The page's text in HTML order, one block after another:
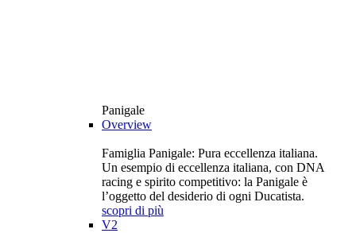
Panigale
Overview
Famiglia Panigale: Pura eccellenza italiana.
Un esempio di eccellenza italiana, con DNA
racing e spirito competitivo: la Panigale è
l’oggetto del desiderio di ogni Ducatista.
scopri di più
V2